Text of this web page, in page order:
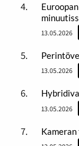
13.05.2026
13.05.2026
13.05.2026